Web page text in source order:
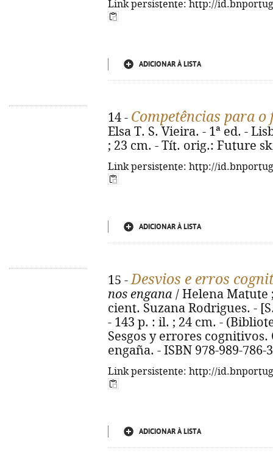
Link persistente: http://
ADICIONAR À LISTA
14 - Competências para
Elsa T. S. Vieira. - 1ª ed. -
; 23 cm. - Tít. orig.: Future
Link persistente: http://
ADICIONAR À LISTA
15 -Desvios e erros
nos engana / Helena Matute
cient. Suzana Rodrigues. -
- 143 p. : il. ; 24 cm. -
Sesgos y errores
engaña. - ISBN 978-989-786-
Link persistente: http://
ADICIONAR À LISTA